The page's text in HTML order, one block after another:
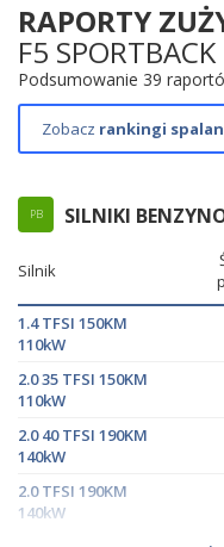
RAPORTY
F5 SPORTBACK
Podsumowanie 39
Zobacz rankingi
PB SILNIKI
Silnik
1.4 TFSI 150KM
110kW
2.0 35 TFSI 150KM
110kW
2.0 40 TFSI 190KM
140kW
2.0 TFSI 190KM
140kW